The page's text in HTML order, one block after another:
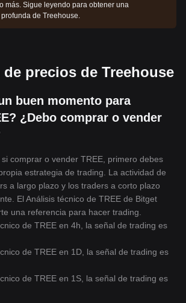
más. Sigue leyendo para obtener una
de Treehouse.
precios de Treehouse
buen momento para
¿Debo comprar o vender
comprar o vender TREE, primero debes
estrategia de trading. La actividad de
a largo plazo y los traders a corto plazo
El Análisis técnico de TREE de Bitget
una referencia para hacer trading.
de TREE en 4h, la señal de trading es
de TREE en 1D, la señal de trading es
de TREE en 1S, la señal de trading es